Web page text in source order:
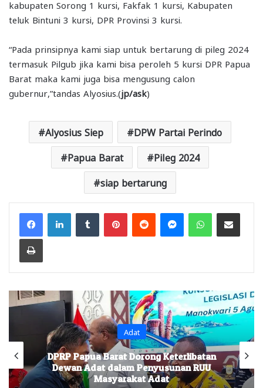
kabupaten Sorong 1 kursi, Fakfak 1 kursi, Kabupaten
teluk Bintuni 3 kursi, DPR Provinsi 3 kursi.
“Pada prinsipnya kami siap untuk bertarung di pileg 2024
termasuk Pilgub jika kami bisa peroleh 5 kursi DPR Papua
Barat maka kami juga bisa mengusung calon
gubernur,”tandas Alyosius.(jp/ask)
Alyosius Siep DPW Partai Perindo
Papua Barat Pileg 2024
siap bertarung
FacebookLinkedInTumblr PinterestReddit MessengerWhatsAppShare via Email
Print
Adat
DPRP Papua Barat Dorong Keterlibatan
Dewan Adat dalam Penyusunan RUU
Masyarakat Adat